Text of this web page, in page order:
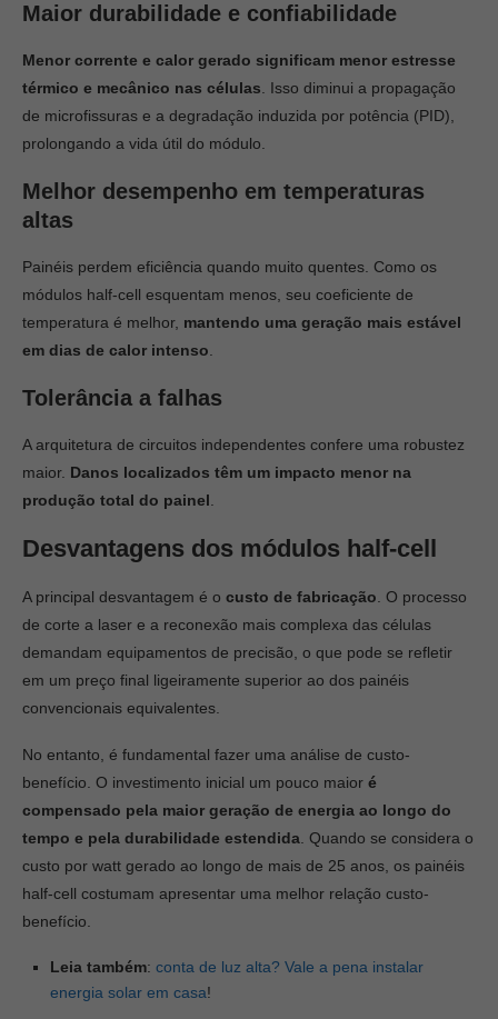
Maior durabilidade e confiabilidade
Menor corrente e calor gerado significam menor estresse
térmico e mecânico nas células
Isso diminui a propagação
de microfissuras e a degradação induzida por potência (PID),
prolongando a vida útil do módulo.
Melhor desempenho em temperaturas
altas
Painéis perdem eficiência quando muito quentes. Como os
módulos half-cell esquentam menos, seu coeficiente de
temperatura é melhor, mantendo uma geração mais estável
em dias de calor intenso
Tolerância a falhas
A arquitetura de circuitos independentes confere uma robustez
maior. Danos localizados têm um impacto menor na
produção total do painel
Desvantagens dos módulos half-cell
A principal desvantagem é o custo de fabricação . O processo
de corte a laser e a reconexão mais complexa das células
demandam equipamentos de precisão, o que pode se refletir
em um preço final ligeiramente superior ao dos painéis
convencionais equivalentes.
No entanto, é fundamental fazer uma análise de custo-
benefício. O investimento inicial um pouco maior é
compensado pela maior geração de energia ao longo do
tempo e pela durabilidade estendida . Quando se considera o
custo por watt gerado ao longo de mais de 25 anos, os painéis
half-cell costumam apresentar uma melhor relação custo-
benefício.
Leia também: conta de luz alta? Vale a pena instalar
energia solar em casa!